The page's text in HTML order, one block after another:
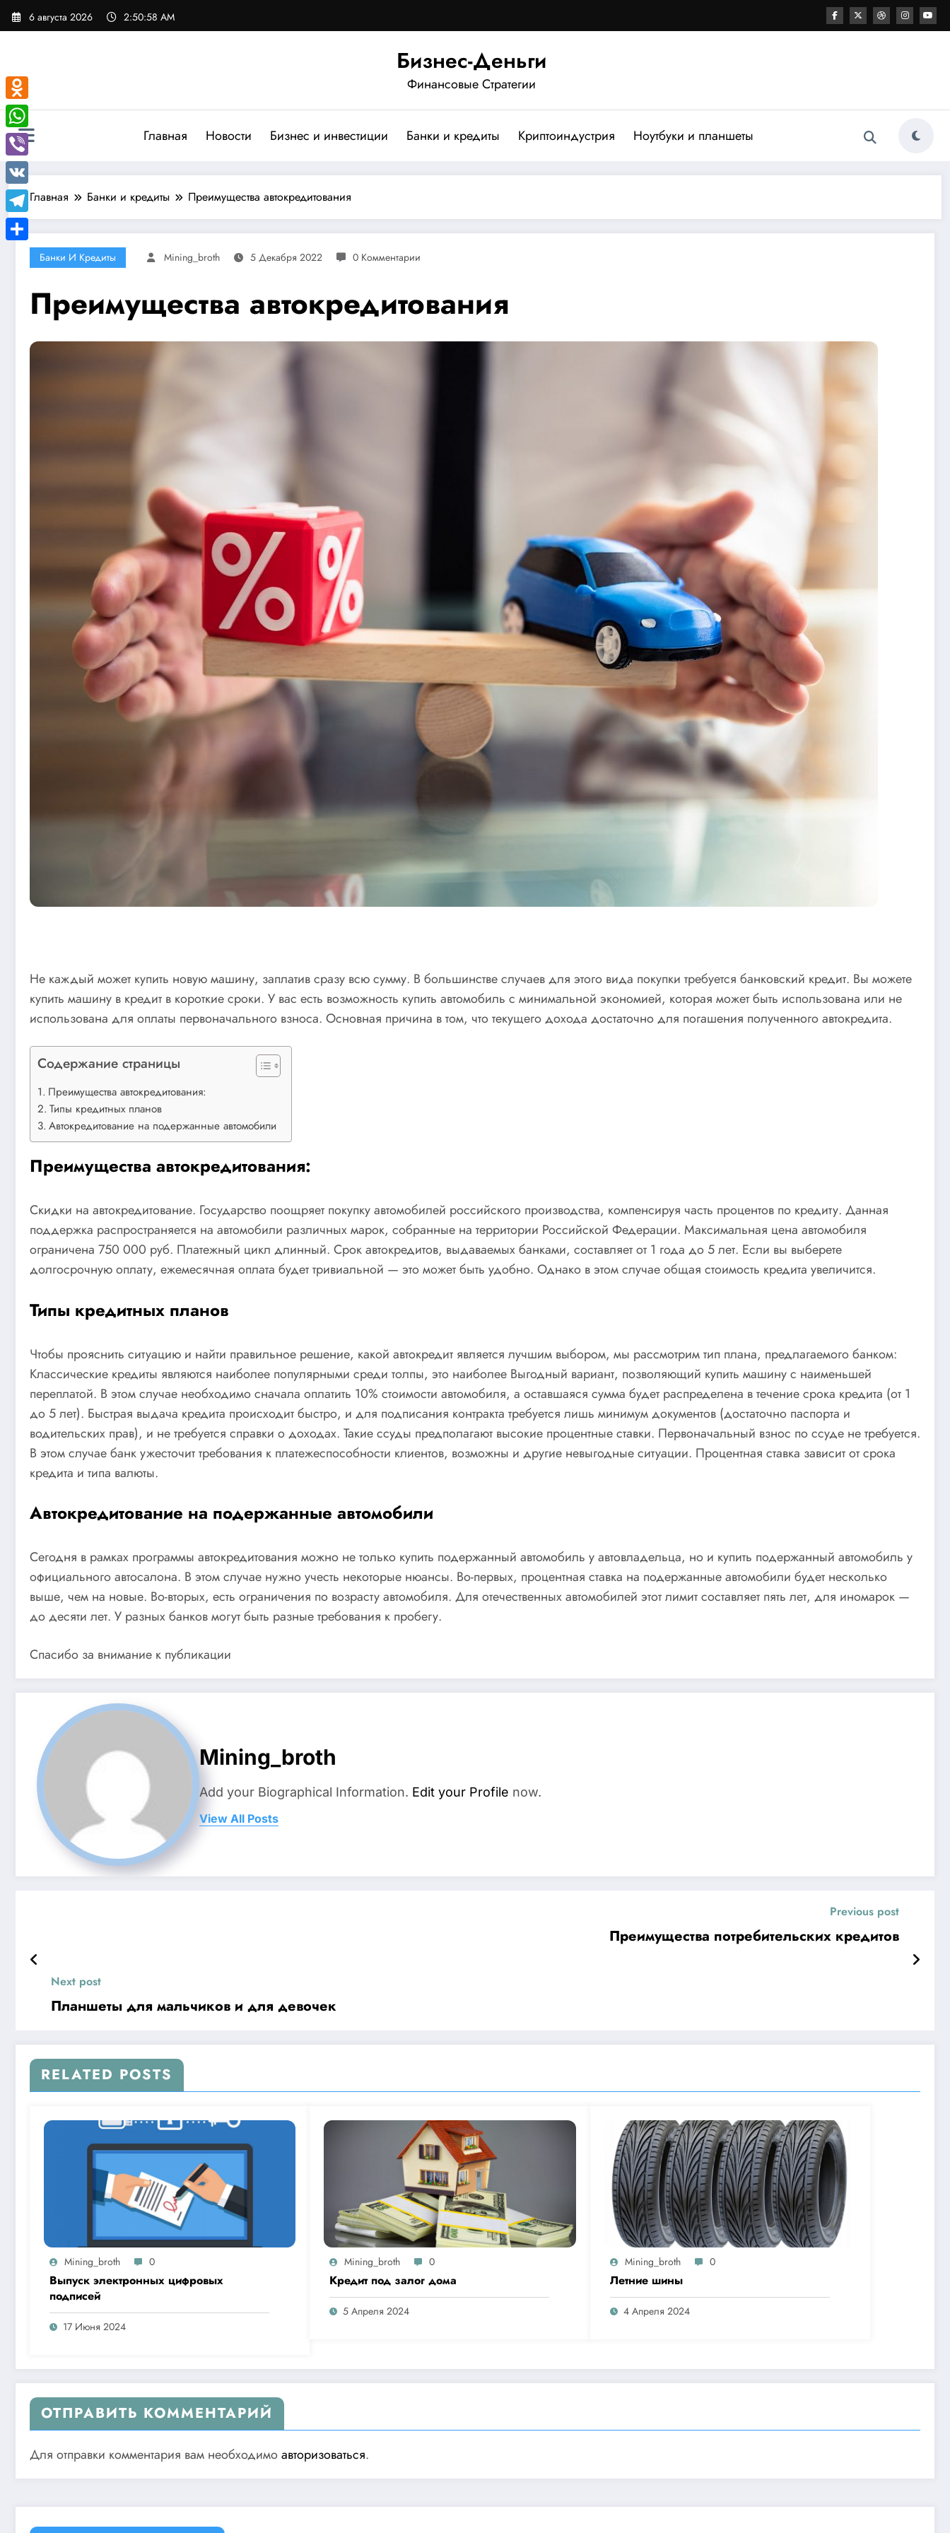
Перейти
6 августа 2026 2:50:59 AM
Бизнес-Деньги
Финансовые Стратегии
Главная Новости Бизнес и инвестиции Банки и кредиты Криптоиндустрия Ноутбуки и планшеты
Главная Банки и кредиты Преимущества автокредитования
Банки И Кредиты Mining_broth 5 Декабря 2022 0 Комментарии
Преимущества автокредитования
Не каждый может купить новую машину, заплатив сразу всю сумму. В большинстве случаев для этого вида покупки требуется банковский кредит. Вы можете
купить машину в кредит в короткие сроки. У вас есть возможность купить автомобиль с минимальной экономией, которая может быть использована или не
использована для оплаты первоначального взноса. Основная причина в том, что текущего дохода достаточно для погашения полученного автокредита.
Содержание страницы
Преимущества автокредитования:
Типы кредитных планов
Автокредитование на подержанные автомобили
Преимущества автокредитования:
Скидки на автокредитование. Государство поощряет покупку автомобилей российского производства, компенсируя часть процентов по кредиту. Данная
поддержка распространяется на автомобили различных марок, собранные на территории Российской Федерации. Максимальная цена автомобиля
ограничена 750 000 руб. Платежный цикл длинный. Срок автокредитов, выдаваемых банками, составляет от 1 года до 5 лет. Если вы выберете
долгосрочную оплату, ежемесячная оплата будет тривиальной — это может быть удобно. Однако в этом случае общая стоимость кредита увеличится.
Типы кредитных планов
Чтобы прояснить ситуацию и найти правильное решение, какой автокредит является лучшим выбором, мы рассмотрим тип плана, предлагаемого банком:
Классические кредиты являются наиболее популярными среди толпы, это наиболее Выгодный вариант, позволяющий купить машину с наименьшей
переплатой. В этом случае необходимо сначала оплатить 10% стоимости автомобиля, а оставшаяся сумма будет распределена в течение срока кредита (от 1
до 5 лет). Быстрая выдача кредита происходит быстро, и для подписания контракта требуется лишь минимум документов (достаточно паспорта и
водительских прав), и не требуется справки о доходах. Такие ссуды предполагают высокие процентные ставки. Первоначальный взнос по ссуде не требуется.
В этом случае банк ужесточит требования к платежеспособности клиентов, возможны и другие невыгодные ситуации. Процентная ставка зависит от срока
кредита и типа валюты.
Автокредитование на подержанные автомобили
Сегодня в рамках программы автокредитования можно не только купить подержанный автомобиль у автовладельца, но и купить подержанный автомобиль у
официального автосалона. В этом случае нужно учесть некоторые нюансы. Во-первых, процентная ставка на подержанные автомобили будет несколько
выше, чем на новые. Во-вторых, есть ограничения по возрасту автомобиля. Для отечественных автомобилей этот лимит составляет пять лет, для иномарок —
до десяти лет. У разных банков могут быть разные требования к пробегу.
Спасибо за внимание к публикации
Mining_broth
Add your Biographical Information. Edit your Profile now.
View All Posts
Previous post
Преимущества потребительских кредитов
Next post
Планшеты для мальчиков и для девочек
RELATED POSTS
Mining_broth 0
Выпуск электронных цифровых
подписей
17 Июня 2024
Mining_broth 0
Кредит под залог дома
5 Апреля 2024
Mining_broth 0
Летние шины
4 Апреля 2024
ОТПРАВИТЬ КОММЕНТАРИЙ
Для отправки комментария вам необходимоавторизоваться.
Odnoklassniki
WhatsApp
Viber
VK
Telegram
Отправить